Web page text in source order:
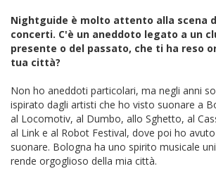
Nightguide è molto attento alla scena
concerti. C'è un aneddoto legato a un
presente o del passato, che ti ha reso
tua città?
Non ho aneddoti particolari, ma negli anni
ispirato dagli artisti che ho visto suonare a
al Locomotiv, al Dumbo, allo Sghetto, al
al Link e al Robot Festival, dove poi ho
suonare. Bologna ha uno spirito musicale
rende orgoglioso della mia città.